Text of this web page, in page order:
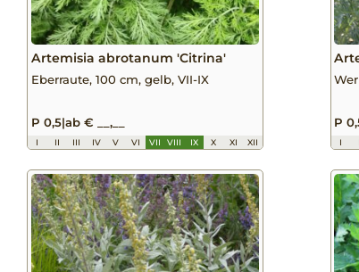
Artemisia abrotanum 'Citrina'
Eberraute, 100 cm, gelb, VII-IX
P 0,5|ab € __,__
I II III IV V VI VII VIII IX X XI XII
P
I